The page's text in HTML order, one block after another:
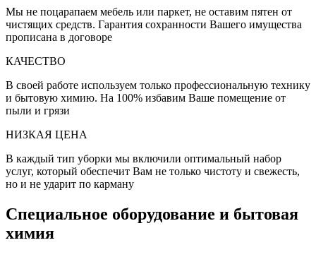
Мы не поцарапаем мебель или паркет, не оставим пятен от
чистящих средств. Гарантия сохранности Вашего имущества
прописана в договоре
КАЧЕСТВО
В своей работе используем только профессиональную технику
и бытовую химию. На 100% избавим Ваше помещение от
пыли и грязи
НИЗКАЯ ЦЕНА
В каждый тип уборки мы включили оптимальный набор
услуг, который обеспечит Вам не только чистоту и свежесть,
но и не ударит по карману
Специальное оборудование и бытовая
химия